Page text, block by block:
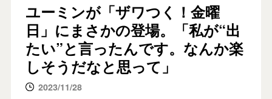
ユーミンが「ザワつく！金曜
日」にまさかの登場。「私が“出
たい”と言ったんです。なんか楽
しそうだなと思って」
2023/11/28